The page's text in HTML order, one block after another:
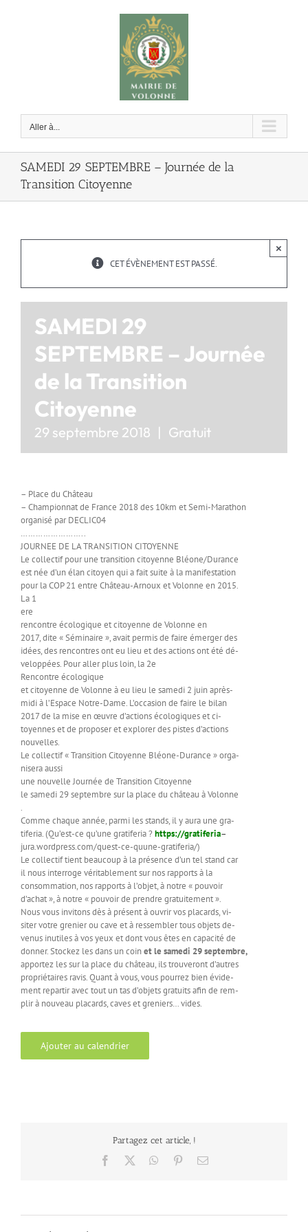
Aller à...
SAMEDI 29 SEPTEMBRE – Journée de la
Transition Citoyenne
CET ÉVÈNEMENT EST PASSÉ.
×
SAMEDI 29
SEPTEMBRE – Journée
de la Transition
Citoyenne
29 septembre 2018 | Gratuit
– Place du Château
– Championnat de France 2018 des 10km et Semi-Marathon
organisé par DECLIC04
……………………..
JOURNEE DE LA TRANSITION CITOYENNE
Le collectif pour une transition citoyenne Bléone/Durance
est née d’un élan citoyen qui a fait suite à la manifestation
pour la COP 21 entre Château-Arnoux et Volonne en 2015.
La 1
ere
rencontre écologique et citoyenne de Volonne en
2017, dite « Séminaire », avait permis de faire émerger des
idées, des rencontres ont eu lieu et des actions ont été dé-
veloppées. Pour aller plus loin, la 2e
Rencontre écologique
et citoyenne de Volonne à eu lieu le samedi 2 juin après-
midi à l’Espace Notre-Dame. L’occasion de faire le bilan
2017 de la mise en œuvre d’actions écologiques et ci-
toyennes et de proposer et explorer des pistes d’actions
nouvelles.
Le collectif « Transition Citoyenne Bléone-Durance » orga-
nisera aussi
une nouvelle Journée de Transition Citoyenne
le samedi 29 septembre sur la place du château à Volonne
.
Comme chaque année, parmi les stands, il y aura une gra-
tiferia. (Qu’est-ce qu’une gratiferia ? https://gratiferia–
jura.wordpress.com/quest-ce-quune-gratiferia/)
Le collectif tient beaucoup à la présence d’un tel stand car
il nous interroge véritablement sur nos rapports à la
consommation, nos rapports à l’objet, à notre « pouvoir
d’achat », à notre « pouvoir de prendre gratuitement ».
Nous vous invitons dès à présent à ouvrir vos placards, vi-
siter votre grenier ou cave et à ressembler tous objets de-
venus inutiles à vos yeux et dont vous êtes en capacité de
donner. Stockez les dans un coinet le samedi 29 septembre,
apportez les sur la place du château, ils trouveront d’autres
propriétaires ravis. Quant à vous, vous pourrez bien évide-
ment repartir avec tout un tas d’objets gratuits afin de rem-
plir à nouveau placards, caves et greniers… vides.
Ajouter au calendrier
Partagez cet article, !
Facebook WhatsApp
PinterestEmail